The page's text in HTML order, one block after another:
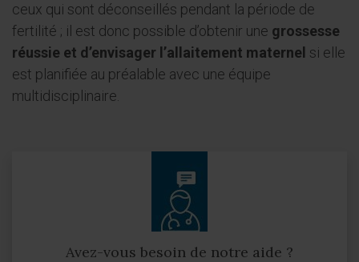
ceux qui sont déconseillés pendant la période de
fertilité ; il est donc possible d’obtenir une grossesse
réussie et d’envisager l’allaitement maternel si elle
est planifiée au préalable avec une équipe
multidisciplinaire.
Avez-vous besoin de notre aide ?